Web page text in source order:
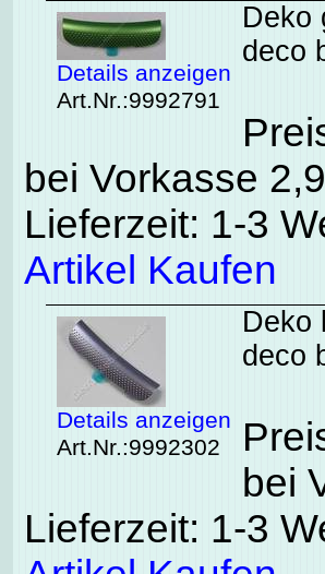
Details anzeigen
Art.Nr.:9992791
Deko
deco
bei Vorkasse
Lieferzeit: 1-3
Artikel Kaufen
Details anzeigen
Art.Nr.:9992302
Deko
deco
bei
Lieferzeit: 1-3